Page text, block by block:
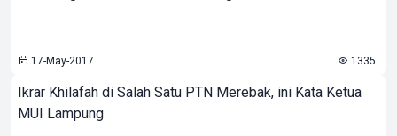
17-May-2017 1335
Ikrar Khilafah di Salah Satu PTN Merebak, ini Kata Ketua
MUI Lampung